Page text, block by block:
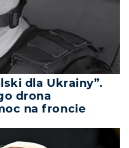
dla Ukrainy”.
drona
na froncie